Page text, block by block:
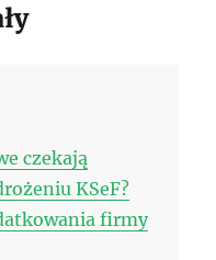
czekają
KSeF?
firmy